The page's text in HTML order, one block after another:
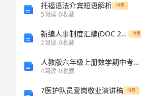
托福语法介宾短语解析 付费
5阅读 0收藏
新编人事制度汇编(DOC 29页) 付费
2阅读 0收藏
人教版六年级上册数学期中考试试卷（精选题）word版
4阅读 0收藏
7医护队员爱岗敬业演讲稿 付费